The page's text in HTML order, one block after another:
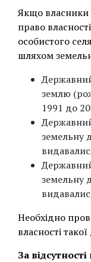
Якщо власники
право
особистого
шляхом
землю
1991 до
земельну
земельну
Необхідно
власності
За